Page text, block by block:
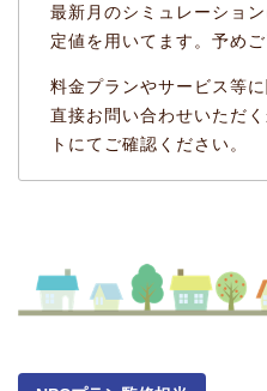
最新月のシミュレーショ
定値を用いてます。予めご
料金プランやサービス等
直接お問い合わせいただ
トにてご確認ください。